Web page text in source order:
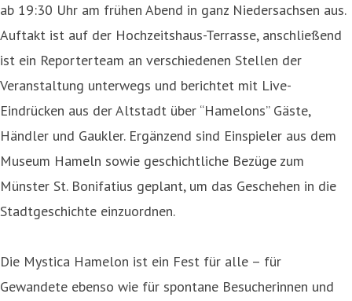
ab 19:30 Uhr am frühen Abend in ganz Niedersachsen aus.
Auftakt ist auf der Hochzeitshaus-Terrasse, anschließend
ist ein Reporterteam an verschiedenen Stellen der
Veranstaltung unterwegs und berichtet mit Live-
Eindrücken aus der Altstadt über “Hamelons” Gäste,
Händler und Gaukler. Ergänzend sind Einspieler aus dem
Museum Hameln sowie geschichtliche Bezüge zum
Münster St. Bonifatius geplant, um das Geschehen in die
Stadtgeschichte einzuordnen.
Die Mystica Hamelon ist ein Fest für alle – für
Gewandete ebenso wie für spontane Besucherinnen und